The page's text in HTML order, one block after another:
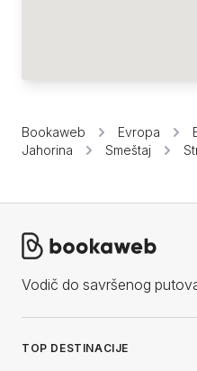
Bookaweb Evropa
Jahorina
Smeštaj
Vodič do savršenog
TOP DESTINACIJE